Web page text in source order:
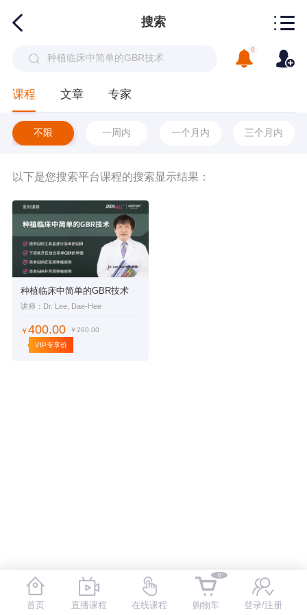
搜索
0
课程 文章 专家
不限 一周内 一个月内 三个月内
以下是您搜索平台课程的搜索显示结果：
种植临床中简单的GBR技术
讲师：Dr. Lee, Dae-Hee
￥400.00 ￥260.00
VIP专享价
首页 直播课程 在线课程
0
购物车 登录/注册